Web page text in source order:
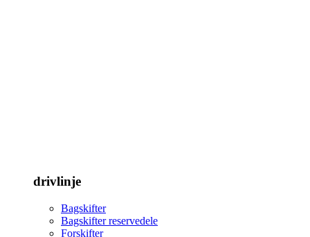
drivlinje
Bagskifter
Bagskifter reservedele
Forskifter